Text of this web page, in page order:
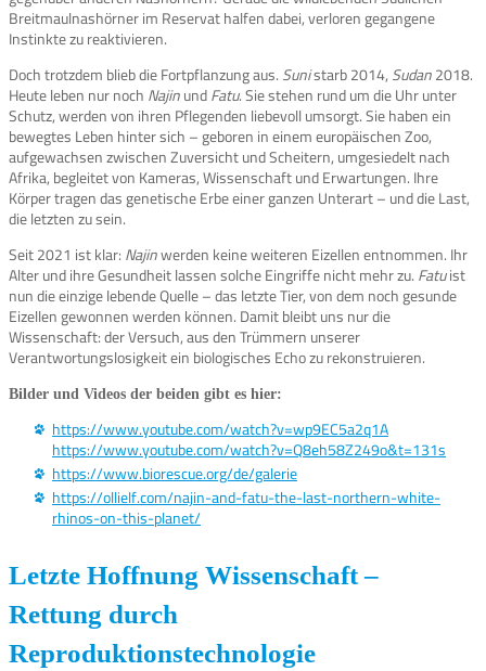
Breitmaulnashörner im Reservat halfen dabei, verloren gegangene
Instinkte zu reaktivieren.
Doch trotzdem blieb die Fortpflanzung aus.Sunistarb 2014,Sudan2018.
Heute leben nur nochNajinundFatu. Sie stehen rund um die Uhr unter
Schutz, werden von ihren Pflegenden liebevoll umsorgt. Sie haben ein
bewegtes Leben hinter sich – geboren in einem europäischen Zoo,
aufgewachsen zwischen Zuversicht und Scheitern, umgesiedelt nach
Afrika, begleitet von Kameras, Wissenschaft und Erwartungen. Ihre
Körper tragen das genetische Erbe einer ganzen Unterart – und die Last,
die letzten zu sein.
Seit 2021 ist klar:Najinwerden keine weiteren Eizellen entnommen. Ihr
Alter und ihre Gesundheit lassen solche Eingriffe nicht mehr zu.Fatuist
nun die einzige lebende Quelle – das letzte Tier, von dem noch gesunde
Eizellen gewonnen werden können. Damit bleibt uns nur die
Wissenschaft: der Versuch, aus den Trümmern unserer
Verantwortungslosigkeit ein biologisches Echo zu rekonstruieren.
Bilder und Videos der beiden gibt es hier:
https://www.youtube.com/watch?v=wp9EC5a2q1A
https://www.youtube.com/watch?v=Q8eh58Z249o&t=131s
https://www.biorescue.org/de/galerie
https://ollielf.com/najin-and-fatu-the-last-northern-white-
rhinos-on-this-planet/
Letzte Hoffnung Wissenschaft –
Rettung durch
Reproduktionstechnologie